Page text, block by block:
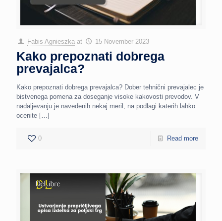
Fabis Agnieszka at 15 November 2023
Kako prepoznati dobrega
prevajalca?
Kako prepoznati dobrega prevajalca? Dober tehnični prevajalec je
bistvenega pomena za doseganje visoke kakovosti prevodov. V
nadaljevanju je navedenih nekaj meril, na podlagi katerih lahko
ocenite […]
0 Read more